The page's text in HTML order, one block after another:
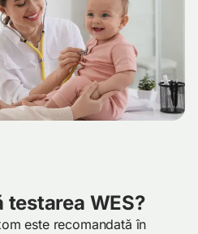
WES?
este recomandată în